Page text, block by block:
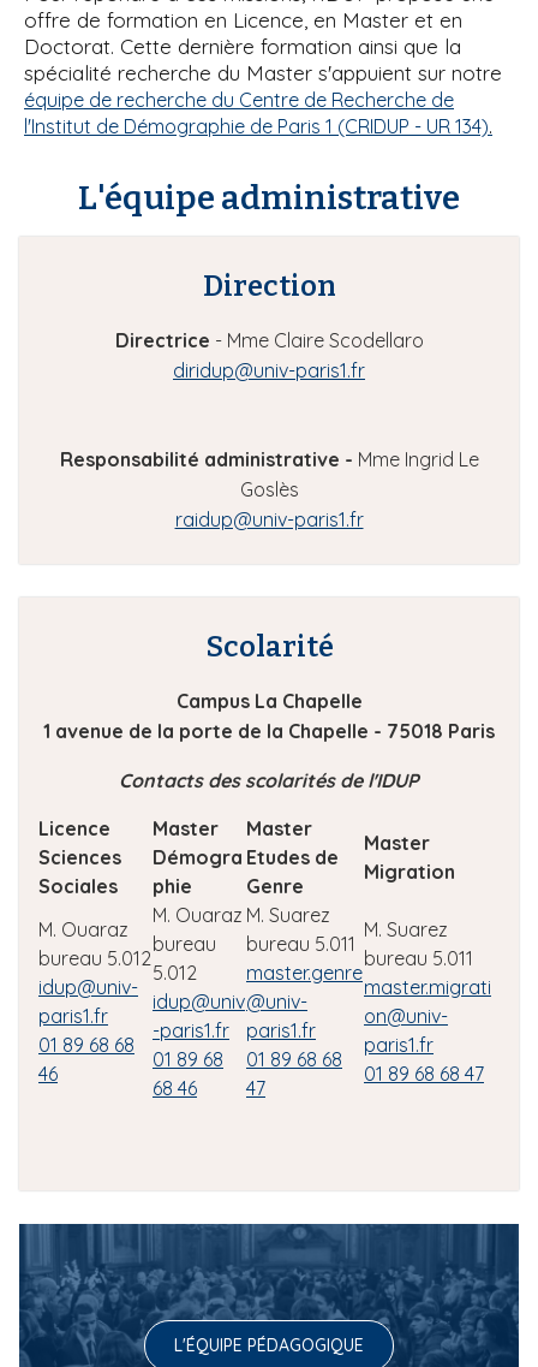
offre de formation en Licence, en Master et en
Doctorat. Cette dernière formation ainsi que la
spécialité recherche du Master s'appuient sur notre
équipe de recherche du Centre de Recherche de
l'Institut de Démographie de Paris 1 (CRIDUP - UR 134).
L'équipe administrative
Direction
Directrice - Mme Claire Scodellaro
diridup@univ-paris1.fr
Responsabilité administrative - Mme Ingrid Le
Goslès
raidup@univ-paris1.fr
Scolarité
Campus La Chapelle
1 avenue de la porte de la Chapelle - 75018 Paris
Contacts des scolarités de l'IDUP
Licence
Sciences
Sociales
Master
Démogra
phie
Master
Etudes de
Genre
Master
Migration
M. Ouaraz
bureau 5.012
idup@univ-
paris1.fr
01 89 68 68
46
M. Ouaraz
bureau
5.012
idup@univ
-paris1.fr
01 89 68
68 46
M. Suarez
bureau 5.011
master.genre
@univ-
paris1.fr
01 89 68 68
47
M. Suarez
bureau 5.011
master.migrati
on@univ-
paris1.fr
01 89 68 68 47
L'ÉQUIPE PÉDAGOGIQUE